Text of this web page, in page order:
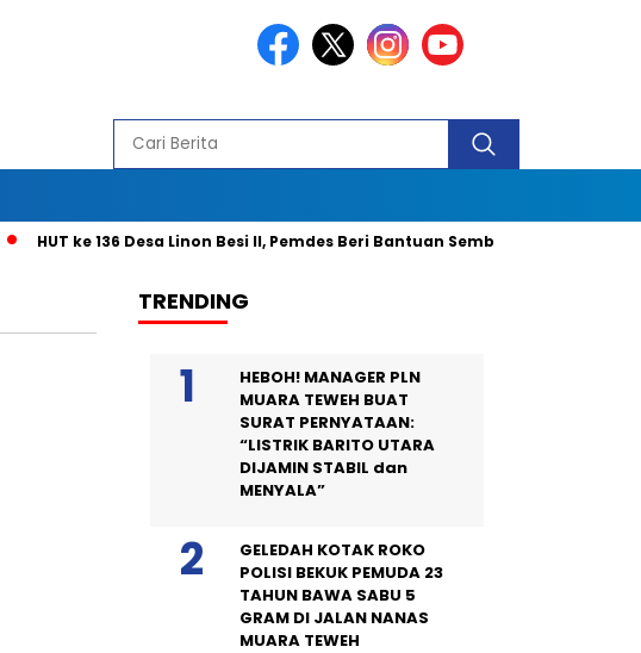
HUT ke 136 Desa Linon Besi II, Pemdes Beri Bantuan Sembako Untuk 40
TRENDING
HEBOH! MANAGER PLN
MUARA TEWEH BUAT
SURAT PERNYATAAN:
“LISTRIK BARITO UTARA
DIJAMIN STABIL dan
MENYALA”
GELEDAH KOTAK ROKO
POLISI BEKUK PEMUDA 23
TAHUN BAWA SABU 5
GRAM DI JALAN NANAS
MUARA TEWEH